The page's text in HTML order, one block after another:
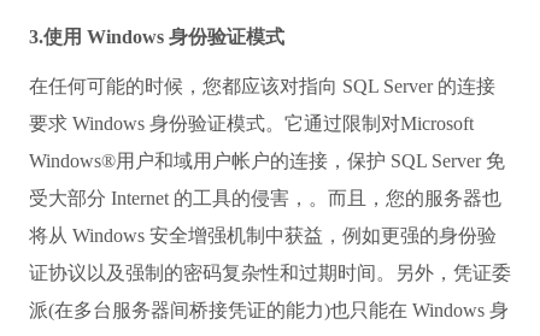
3.使用 Windows 身份验证模式
在任何可能的时候，您都应该对指向 SQL Server 的连接
要求 Windows 身份验证模式。它通过限制对Microsoft
Windows®用户和域用户帐户的连接，保护 SQL Server 免
受大部分 Internet 的工具的侵害，。而且，您的服务器也
将从 Windows 安全增强机制中获益，例如更强的身份验
证协议以及强制的密码复杂性和过期时间。另外，凭证委
派(在多台服务器间桥接凭证的能力)也只能在 Windows 身